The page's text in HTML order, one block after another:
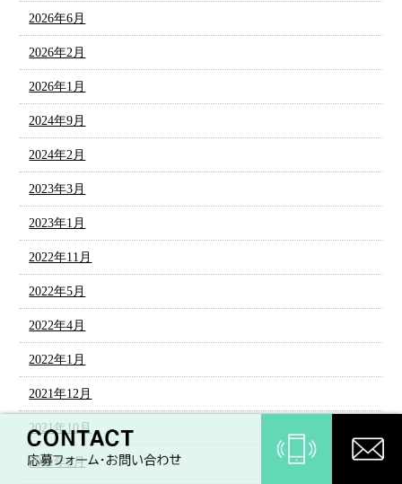
2026年6月
2026年2月
2026年1月
2024年9月
2024年2月
2023年3月
2023年1月
2022年11月
2022年5月
2022年4月
2022年1月
2021年12月
2021年10月
2021年9月